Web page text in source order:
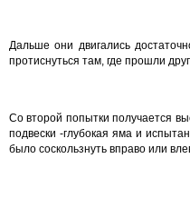
Дальше они двигались
протиснуться там, где прошли
Со второй попытки получается
подвески -глубокая яма и
было соскользнуть вправо или